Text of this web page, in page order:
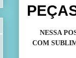
NESSA
COM